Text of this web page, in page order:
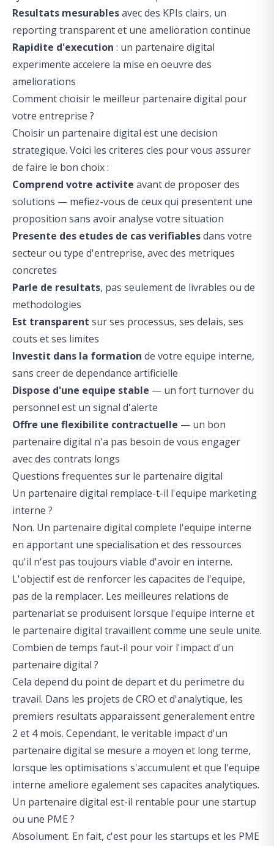
Resultats mesurablesavec des KPIs clairs, un
reporting transparent et une amelioration continue
Rapidite d'execution : un partenaire digital
experimente accelere la mise en oeuvre des
ameliorations
Comment choisir le meilleur partenaire digital pour
votre entreprise ?
Choisir un partenaire digital est une decision
strategique. Voici les criteres cles pour vous assurer
de faire le bon choix :
Comprend votre activite avant de proposer des
solutions — mefiez-vous de ceux qui presentent une
proposition sans avoir analyse votre situation
Presente des etudes de cas verifiablesdans votre
secteur ou type d'entreprise, avec des metriques
concretes
Parle de resultats, pas seulement de livrables ou de
methodologies
Est transparent sur ses processus, ses delais, ses
couts et ses limites
Investit dans la formation de votre equipe interne,
sans creer de dependance artificielle
Dispose d'une equipe stable — un fort turnover du
personnel est un signal d'alerte
Offre une flexibilite contractuelle — un bon
partenaire digital n'a pas besoin de vous engager
avec des contrats longs
Questions frequentes sur le partenaire digital
Un partenaire digital remplace-t-il l'equipe marketing
interne ?
Non. Un partenaire digital complete l'equipe interne
en apportant une specialisation et des ressources
qu'il n'est pas toujours viable d'avoir en interne.
L'objectif est de renforcer les capacites de l'equipe,
pas de la remplacer. Les meilleures relations de
partenariat se produisent lorsque l'equipe interne et
le partenaire digital travaillent comme une seule unite.
Combien de temps faut-il pour voir l'impact d'un
partenaire digital ?
Cela depend du point de depart et du perimetre du
travail. Dans les projets de CRO et d'analytique, les
premiers resultats apparaissent generalement entre
2 et 4 mois. Cependant, le veritable impact d'un
partenaire digital se mesure a moyen et long terme,
lorsque les optimisations s'accumulent et que l'equipe
interne ameliore egalement ses capacites analytiques.
Un partenaire digital est-il rentable pour une startup
ou une PME ?
Absolument. En fait, c'est pour les startups et les PME